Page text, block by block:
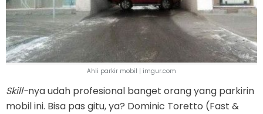
Ahli parkir mobil | imgur.com
Skill-nya udah profesional banget orang yang parkirin
mobil ini. Bisa pas gitu, ya? Dominic Toretto (Fast &